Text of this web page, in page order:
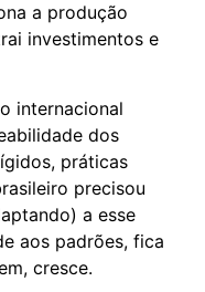
a produção
investimentos e
internacional
dos
práticas
precisou
a esse
aos padrões, fica
cresce.